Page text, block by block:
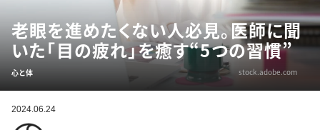
老眼を進めたくない人必見。医師に聞
いた「目の疲れ」を癒す“5つの習慣”
心と体 stock.adobe.com
2024.06.24